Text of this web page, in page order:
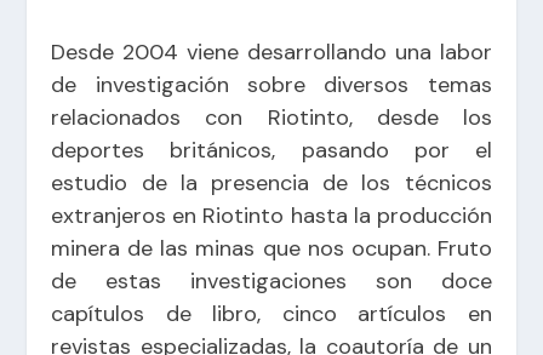
Desde 2004 viene desarrollando una labor
de investigación sobre diversos temas
relacionados con Riotinto, desde los
deportes británicos, pasando por el
estudio de la presencia de los técnicos
extranjeros en Riotinto hasta la producción
minera de las minas que nos ocupan. Fruto
de estas investigaciones son doce
capítulos de libro, cinco artículos en
revistas especializadas, la coautoría de un